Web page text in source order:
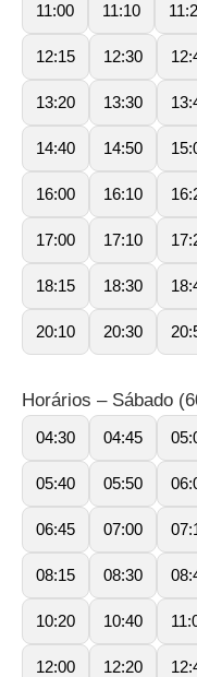
11:00 11:10
12:15 12:30
13:20 13:30
14:40 14:50
16:00 16:10
17:00 17:10
18:15 18:30
20:10 20:30
Horários – Sábado
04:30 04:45
05:40 05:50
06:45 07:00
08:15 08:30
10:20 10:40
12:00 12:20